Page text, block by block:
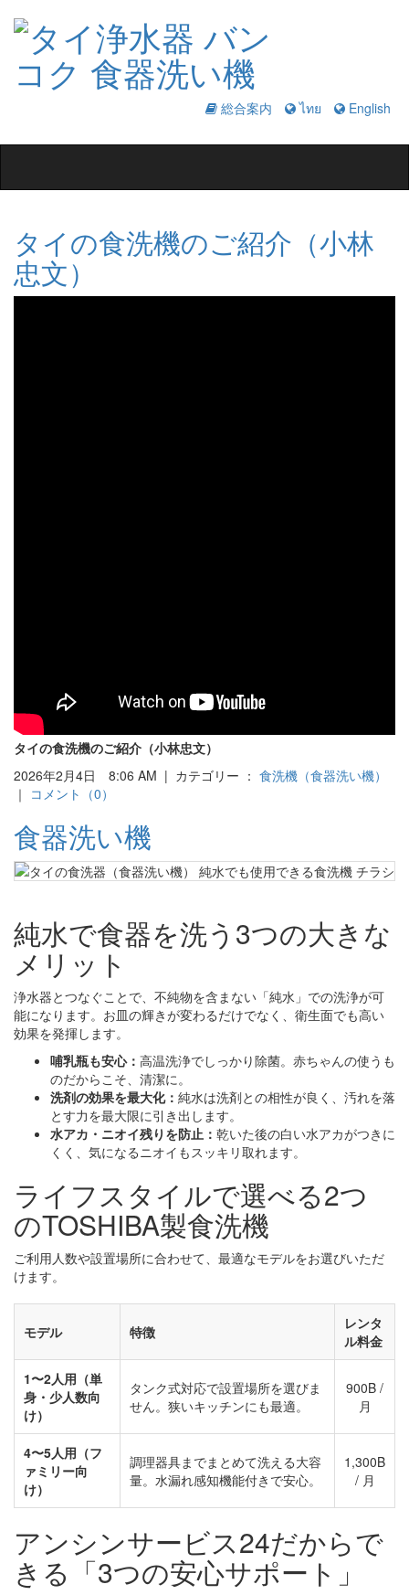
総合案内 ไทย
English
navigation
タイの食洗機のご紹介（小林
忠文）
タイの食洗機のご紹介（小林忠文）
2026年2月4日 8:06 AM | カテゴリー ： 食洗機（食器洗い機）
｜ コメント（0）
食器洗い機
純水で食器を洗う3つの大きな
メリット
浄水器とつなぐことで、不純物を含まない「純水」での洗浄が可
能になります。お皿の輝きが変わるだけでなく、衛生面でも高い
効果を発揮します。
哺乳瓶も安心： 高温洗浄でしっかり除菌。赤ちゃんの使うも
のだからこそ、清潔に。
洗剤の効果を最大化： 純水は洗剤との相性が良く、汚れを落
とす力を最大限に引き出します。
水アカ・ニオイ残りを防止： 乾いた後の白い水アカがつきに
くく、気になるニオイもスッキリ取れます。
ライフスタイルで選べる2つ
のTOSHIBA製食洗機
ご利用人数や設置場所に合わせて、最適なモデルをお選びいただ
けます。
モデル 特徴
レンタ
ル料金
1〜2人用（単
身・少人数向
け）
タンク式対応で設置場所を選びま
せん。狭いキッチンにも最適。
900B /
月
4〜5人用（フ
ァミリー向
け）
調理器具までまとめて洗える大容
量。水漏れ感知機能付きで安心。
1,300B
/ 月
アンシンサービス24だからで
きる「3つの安心サポート」